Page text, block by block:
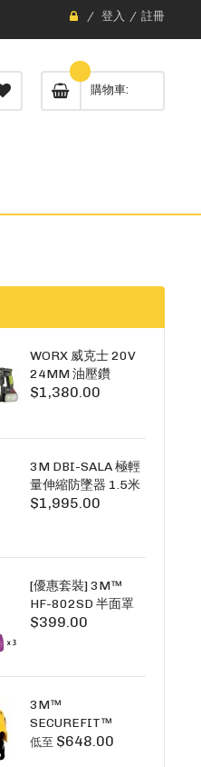
登入 註冊
購物車
WORX 威克士 20V
24MM 油壓鑽
WU385.3（雙5A電
$1,380.00
3M DBI-SALA 極輕
量伸縮防墜器 1.5米
(雙鉤) 3101754
TWINS
$1,995.00
[優惠套裝] 3M™
HF-802SD 半面罩
式呼吸防護面具 +
SECURE CLICK HF-
系列
$399.00
3M™
SECUREFIT™
X5000系列 透氣安
低至 $648.00